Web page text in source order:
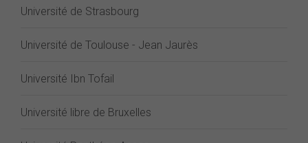
Université de Strasbourg
Université de Toulouse - Jean Jaurès
Université Ibn Tofail
Université libre de Bruxelles